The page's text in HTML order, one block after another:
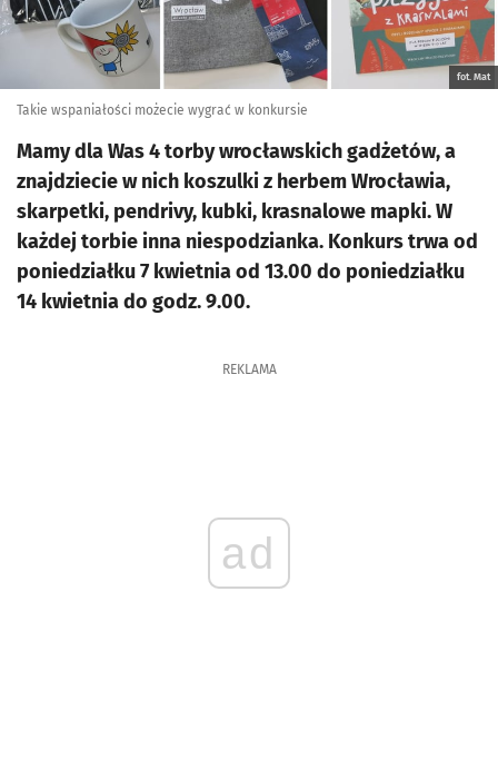
fot. Mat
Takie wspaniałości możecie wygrać w konkursie
Mamy dla Was 4 torby wrocławskich gadżetów, a
znajdziecie w nich koszulki z herbem Wrocławia,
skarpetki, pendrivy, kubki, krasnalowe mapki. W
każdej torbie inna niespodzianka. Konkurs trwa od
poniedziałku 7 kwietnia od 13.00 do poniedziałku
14 kwietnia do godz. 9.00.
REKLAMA
ad